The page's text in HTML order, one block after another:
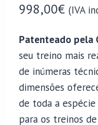
998,00€ (IVA
Patenteado pela
seu treino mais
de inúmeras
dimensões
de toda a
para os treinos